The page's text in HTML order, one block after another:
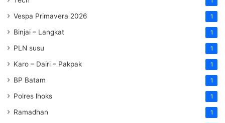
Vespa Primavera 2026 1
Binjai – Langkat 1
PLN susu 1
Karo – Dairi – Pakpak 1
BP Batam 1
Polres lhoks 1
Ramadhan 1